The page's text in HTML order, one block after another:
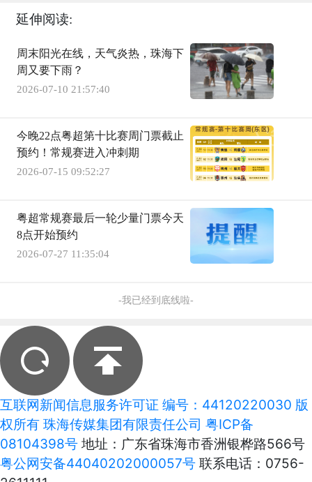
延伸阅读:
周末阳光在线，天气炎热，珠海下
周又要下雨？
2026-07-10 21:57:40
今晚22点粤超第十比赛周门票截止
预约！常规赛进入冲刺期
2026-07-15 09:52:27
粤超常规赛最后一轮少量门票今天
8点开始预约
2026-07-27 11:35:04
-我已经到底线啦-
互联网新闻信息服务许可证 编号：44120220030 版
权所有 珠海传媒集团有限责任公司 粤ICP备
08104398号 地址：广东省珠海市香洲银桦路566号
粤公网安备44040202000057号 联系电话：0756-